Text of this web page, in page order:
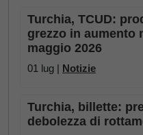
Turchia, TCUD:
grezzo in aumento
maggio 2026
01 lug | Notizie
Turchia, billette:
debolezza di